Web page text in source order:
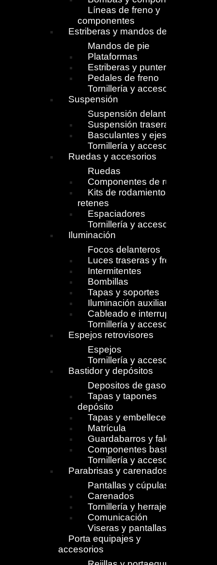
Líneas de freno y
componentes
Estriberas y mandos de pie
Mandos de pie
Plataformas
Estriberas y punteras
Pedales de freno
Tornillería y accesorios
Suspensión
Suspensión delantera
Suspensión trasera
Basculantes y ejes
Tornillería y accesorios
Ruedas y accesorios
Ruedas
Componentes de ruedas
Kits de rodamientos y
retenes
Espaciadores
Tornillería y accesorios
Iluminación
Focos delanteros
Luces traseras y freno
Intermitentes
Bombillas
Tapas y soportes
Iluminación auxiliar
Cableado e interruptores
Tornillería y accesorios
Espejos retrovisores
Espejos
Tornillería y accesorios
Bastidor y depósitos
Depositos de gasolina
Tapas y tapones
depósito
Tapas y embellecedores
Matrícula
Guardabarros y faldones
Componentes bastidor
Tornillería y accesorios
Parabrisas y carenados
Pantallas y cúpulas
Carenados
Tornillería y herrajes
Comunicación
Viseras y pantallas
Porta equipajes y
accesorios